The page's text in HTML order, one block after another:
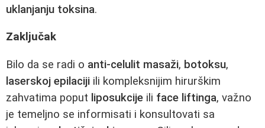
uklanjanju toksina.
Zaključak
Bilo da se radi o anti-celulit masaži, botoksu,
laserskoj epilaciji ili kompleksnijim hirurškim
zahvatima poput liposukcije ili face liftinga, važno
je temeljno se informisati i konsultovati sa